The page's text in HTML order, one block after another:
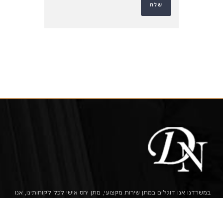
במשרדנו אנו דוגלים במתן שירות מקצועי, מתן יחס אישי לכל לקוחותינו, אנו